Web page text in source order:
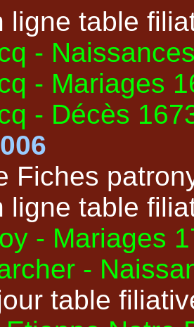
ligne table
-
- Mariages
- Décès
Fiches
ligne table
- Mariages
-
table